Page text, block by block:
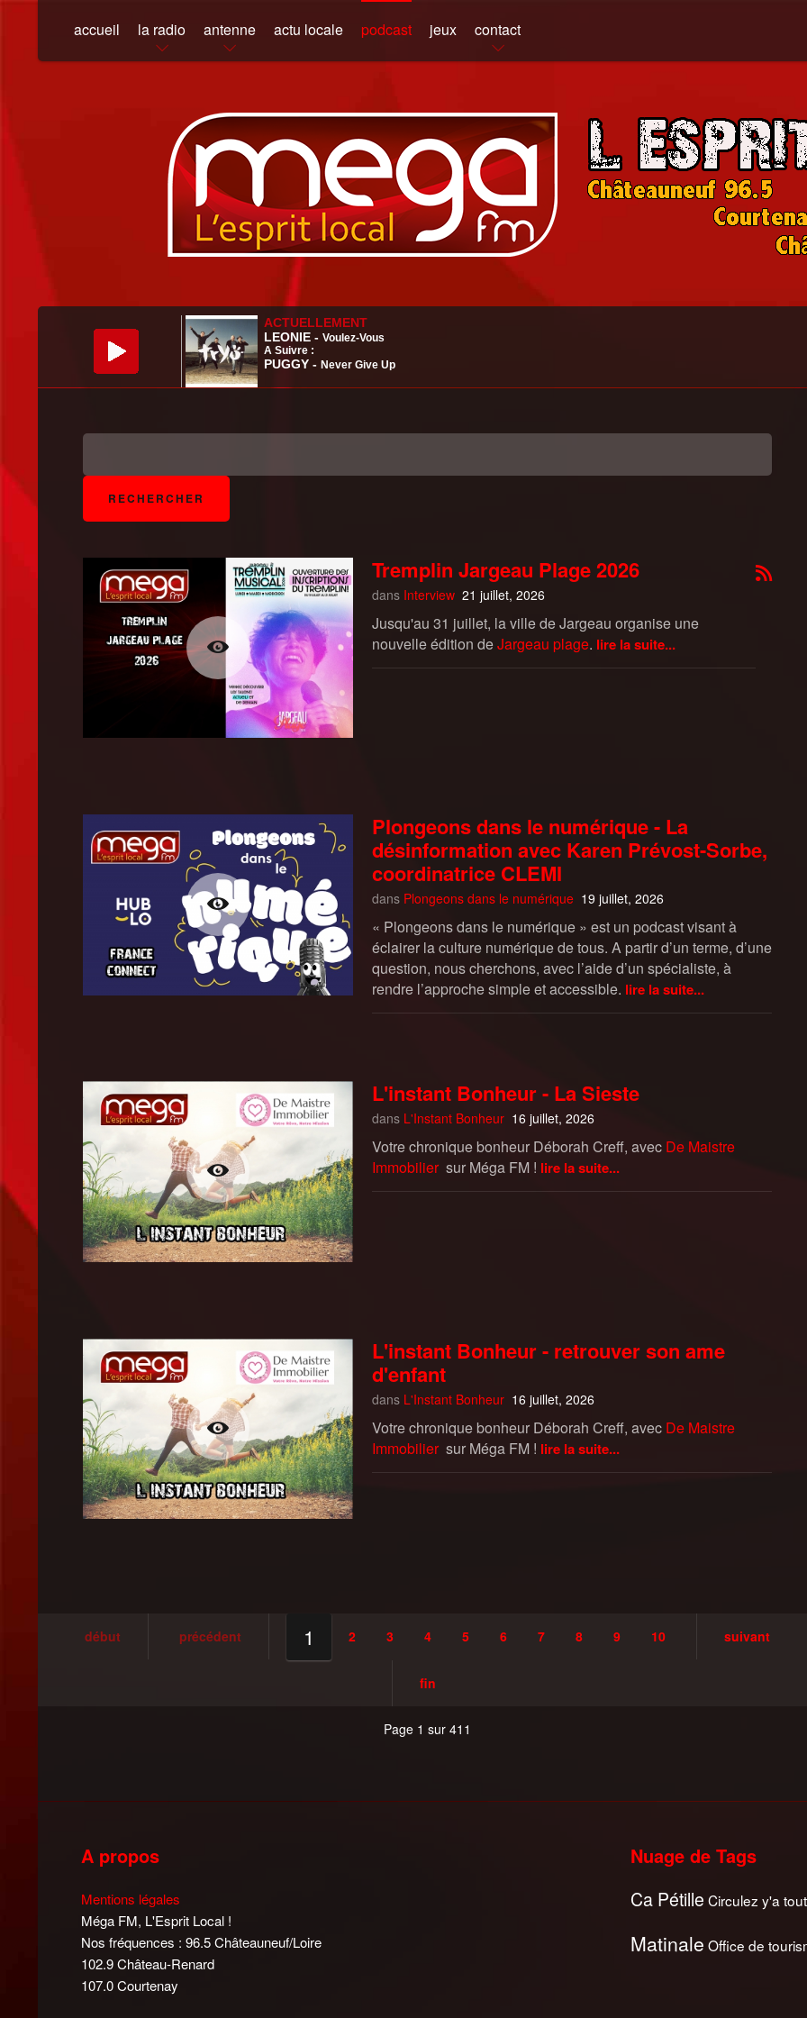
accueil la radio antenne actu locale podcast jeux contact
Tremplin Jargeau Plage 2026
dans Interview 21 juillet, 2026
Jusqu'au 31 juillet, la ville de Jargeau organise une
nouvelle édition deJargeau plage. lire la suite...
Plongeons dans le numérique - La
désinformation avec Karen Prévost-Sorbe,
coordinatrice CLEMI
dans Plongeons dans le numérique 19 juillet, 2026
« Plongeons dans le numérique » est un podcast visant à
éclairer la culture numérique de tous. A partir d’un terme, d’une
question, nous cherchons, avec l’aide d’un spécialiste, à
rendre l’approche simple et accessible. lire la suite...
L'instant Bonheur - La Sieste
dans L'Instant Bonheur 16 juillet, 2026
Votre chronique bonheur Déborah Creff, avec De Maistre
Immobilier sur Méga FM ! lire la suite...
L'instant Bonheur - retrouver son ame
d'enfant
dans L'Instant Bonheur 16 juillet, 2026
Votre chronique bonheur Déborah Creff, avec De Maistre
Immobilier sur Méga FM ! lire la suite...
début précédent 1 2 3 4 5 6 7 8 9 10 suivant
fin
Page 1 sur 411
A propos
Mentions légales
Méga FM, L'Esprit Local !
Nos fréquences : 96.5 Châteauneuf/Loire
102.9 Château-Renard
107.0 Courtenay
Nuage de Tags
Ca Pétille Circulez y'a
Matinale Office de